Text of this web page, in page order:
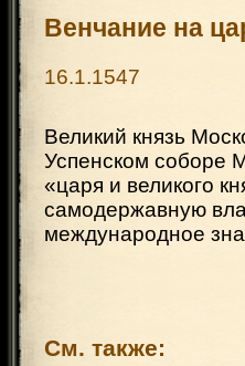
Венчание на
16.1.1547
Великий князь
Успенском соборе
«царя и великого
самодержавную
международное
См. также: